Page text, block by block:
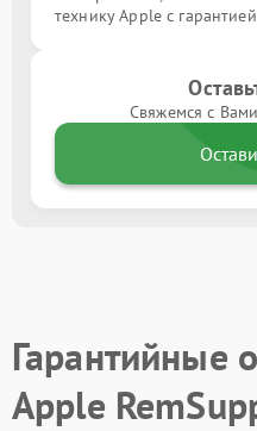
технику Apple с
Свяжемся с
Гарантийные
Apple